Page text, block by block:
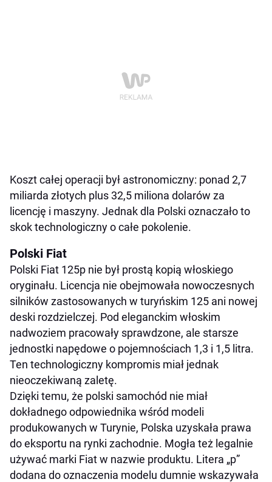
Koszt całej operacji był astronomiczny: ponad 2,7
miliarda złotych plus 32,5 miliona dolarów za
licencję i maszyny. Jednak dla Polski oznaczało to
skok technologiczny o całe pokolenie.
Polski Fiat
Polski Fiat 125p nie był prostą kopią włoskiego
oryginału. Licencja nie obejmowała nowoczesnych
silników zastosowanych w turyńskim 125 ani nowej
deski rozdzielczej. Pod eleganckim włoskim
nadwoziem pracowały sprawdzone, ale starsze
jednostki napędowe o pojemnościach 1,3 i 1,5 litra.
Ten technologiczny kompromis miał jednak
nieoczekiwaną zaletę.
Dzięki temu, że polski samochód nie miał
dokładnego odpowiednika wśród modeli
produkowanych w Turynie, Polska uzyskała prawa
do eksportu na rynki zachodnie. Mogła też legalnie
używać marki Fiat w nazwie produktu. Litera „p”
dodana do oznaczenia modelu dumnie wskazywała